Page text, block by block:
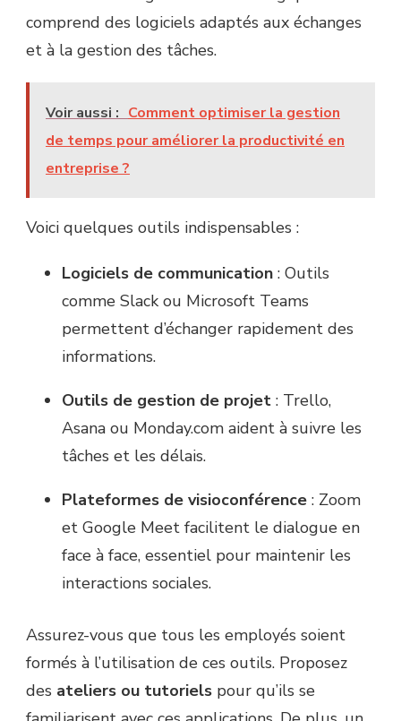
comprend des logiciels adaptés aux échanges
et à la gestion des tâches.
Voir aussi : Comment optimiser la gestion
de temps pour améliorer la productivité en
entreprise ?
Voici quelques outils indispensables :
Logiciels de communication : Outils
comme Slack ou Microsoft Teams
permettent d’échanger rapidement des
informations.
Outils de gestion de projet : Trello,
Asana ou Monday.com aident à suivre les
tâches et les délais.
Plateformes de visioconférence : Zoom
et Google Meet facilitent le dialogue en
face à face, essentiel pour maintenir les
interactions sociales.
Assurez-vous que tous les employés soient
formés à l’utilisation de ces outils. Proposez
des ateliers ou tutoriels pour qu’ils se